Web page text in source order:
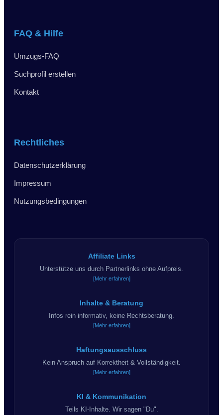
FAQ & Hilfe
Umzugs-FAQ
Suchprofil erstellen
Kontakt
Rechtliches
Datenschutzerklärung
Impressum
Nutzungsbedingungen
Affiliate Links
Unterstütze uns durch Partnerlinks ohne Aufpreis.
[Mehr erfahren]
Inhalte & Beratung
Infos rein informativ, keine Rechtsberatung.
[Mehr erfahren]
Haftungsausschluss
Kein Anspruch auf Korrektheit & Vollständigkeit.
[Mehr erfahren]
KI & Kommunikation
Teils KI-Inhalte. Wir sagen "Du".